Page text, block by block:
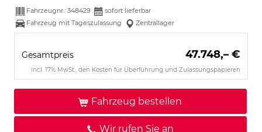
Fahrzeugnr.: 348429
sofort lieferbar
Fahrzeug mit Tageszulassung
Zentrallager
Gesamtpreis 47.748,– €
incl. 17% MwSt., den Kosten für Überführung und Zulassungspapieren
Fahrzeug bestellen
Wir rufen Sie an